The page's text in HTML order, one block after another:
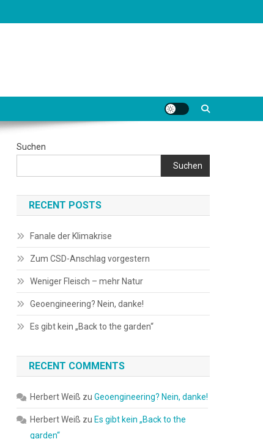
Suchen
Suchen
RECENT POSTS
Fanale der Klimakrise
Zum CSD-Anschlag vorgestern
Weniger Fleisch – mehr Natur
Geoengineering? Nein, danke!
Es gibt kein „Back to the garden“
RECENT COMMENTS
Herbert Weiß zuGeoengineering? Nein, danke!
Herbert Weiß zu Es gibt kein „Back to the
garden“